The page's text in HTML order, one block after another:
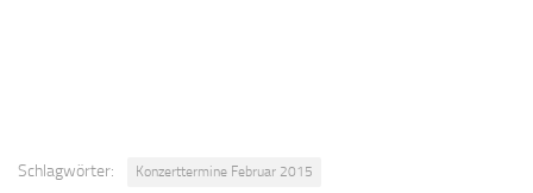
Schlagwörter: Konzerttermine Februar 2015